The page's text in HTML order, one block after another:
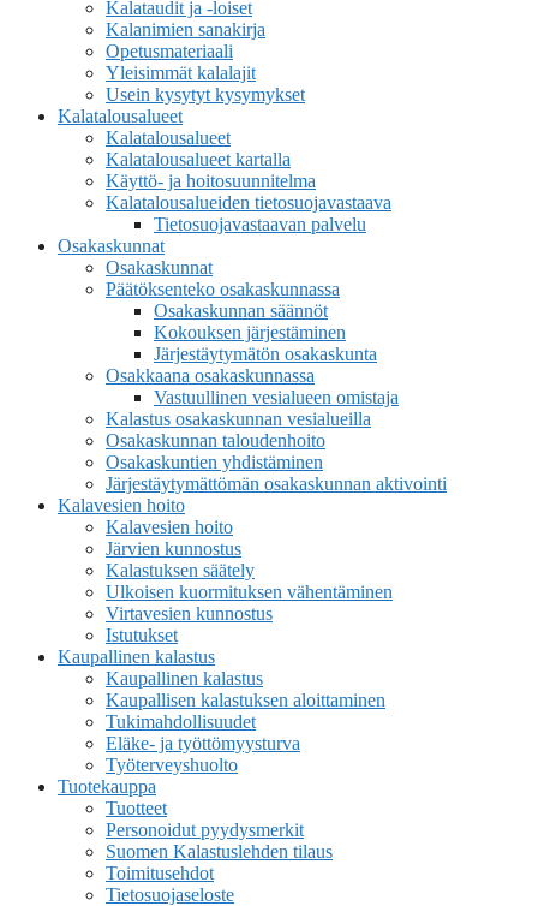
Kalataudit ja -loiset
Kalanimien sanakirja
Opetusmateriaali
Yleisimmät kalalajit
Usein kysytyt kysymykset
Kalatalousalueet
Kalatalousalueet
Kalatalousalueet kartalla
Käyttö- ja hoitosuunnitelma
Kalatalousalueiden tietosuojavastaava
Tietosuojavastaavan palvelu
Osakaskunnat
Osakaskunnat
Päätöksenteko osakaskunnassa
Osakaskunnan säännöt
Kokouksen järjestäminen
Järjestäytymätön osakaskunta
Osakkaana osakaskunnassa
Vastuullinen vesialueen omistaja
Kalastus osakaskunnan vesialueilla
Osakaskunnan taloudenhoito
Osakaskuntien yhdistäminen
Järjestäytymättömän osakaskunnan aktivointi
Kalavesien hoito
Kalavesien hoito
Järvien kunnostus
Kalastuksen säätely
Ulkoisen kuormituksen vähentäminen
Virtavesien kunnostus
Istutukset
Kaupallinen kalastus
Kaupallinen kalastus
Kaupallisen kalastuksen aloittaminen
Tukimahdollisuudet
Eläke- ja työttömyysturva
Työterveyshuolto
Tuotekauppa
Tuotteet
Personoidut pyydysmerkit
Suomen Kalastuslehden tilaus
Toimitusehdot
Tietosuojaseloste